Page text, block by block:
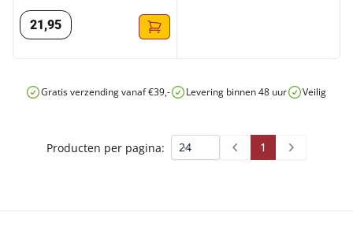
21 ,95
Gratis verzending vanaf €39,- Levering binnen 48 uur Veilig
Producten per pagina: Prev 1 Next